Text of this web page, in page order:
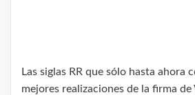
Las siglas RR que sólo hasta ahora
mejores realizaciones de la firma de